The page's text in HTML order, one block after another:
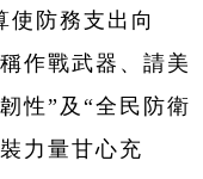
使防務支出向
作戰武器、請美
性”及“全民防衛
力量甘心充